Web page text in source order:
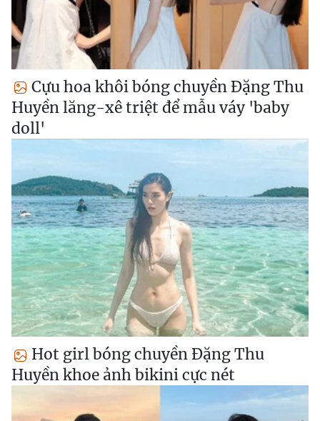
Cựu hoa khôi bóng chuyền Đặng Thu
Huyền lăng-xê triệt để mẫu váy 'baby
doll'
Hot girl bóng chuyền Đặng Thu
Huyền khoe ảnh bikini cực nét